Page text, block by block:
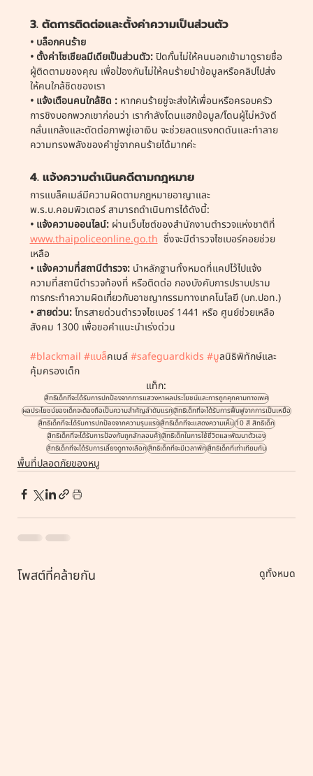
3. ตัดการติดต่อและตั้งค่าความเป็นส่วนตัว
• บล็อกคนร้าย
• ตั้งค่าโซเชียลมีเดียเป็นส่วนตัว: ปิดกั้นไม่ให้คนนอกเข้ามาดูรายชื่อ
ผู้ติดตามของคุณ เพื่อป้องกันไม่ให้คนร้ายนำข้อมูลหรือคลิปไปส่ง
ให้คนใกล้ชิดของเรา
• แจ้งเตือนคนใกล้ชิด : หากคนร้ายขู่จะส่งให้เพื่อนหรือครอบครัว
การชิงบอกพวกเขาก่อนว่า เรากำลังโดนแฮกข้อมูล/โดนผู้ไม่หวังดี
กลั่นแกล้งและตัดต่อภาพขู่เอาเงิน จะช่วยลดแรงกดดันและทำลาย
ความทรงพลังของคำขู่จากคนร้ายได้มากค่ะ
4. แจ้งความดำเนินคดีตามกฎหมาย
การแบล็คเมล์มีความผิดตามกฎหมายอาญาและ
พ.ร.บ.คอมพิวเตอร์ สามารถดำเนินการได้ดังนี้:
• แจ้งความออนไลน์: ผ่านเว็บไซต์ของสำนักงานตำรวจแห่งชาติที่
www.thaipoliceonline.go.th ซึ่งจะมีตำรวจไซเบอร์คอยช่วย
เหลือ
• แจ้งความที่สถานีตำรวจ: นำหลักฐานทั้งหมดที่แคปไว้ไปแจ้ง
ความที่สถานีตำรวจท้องที่ หรือติดต่อ กองบังคับการปราบปราม
การกระทำความผิดเกี่ยวกับอาชญากรรมทางเทคโนโลยี (บก.ปอท.)
• สายด่วน: โทรสายด่วนตำรวจไซเบอร์ 1441 หรือ ศูนย์ช่วยเหลือ
สังคม 1300 เพื่อขอคำแนะนำเร่งด่วน
#blackmail #แบล็คเมล์ #safeguardkids #มูลนิธิพิทักษ์และ
คุ้มครองเด็ก
แท็ก:
สิทธิเด็กที่จะได้รับการปกป้องจากการแสวงหาผลประโยชน์และการถูกคุกคามทางเพศ
ผลประโยชน์ของเด็กจะต้องถือเป็นความสำคัญลำดับแรกสิทธิเด็กที่จะได้รับการฟื้นฟูจากการเป็นเหยื่อ
สิทธิเด็กที่จะได้รับการปกป้องจากความรุนแรงสิทธิเด็กที่จะแสดงความเห็น10 สี สิทธิเด็ก
สิทธิเด็กที่จะได้รับการป้องกันถูกลักลอบค้าสิทธิเด็กในการใช้ชีวิตและพัฒนาตัวเอง
สิทธิเด็กที่จะได้รับการเลี้ยงดูทางเลือกสิทธิเด็กที่จะมีเวลาพักสิทธิเด็กที่เท่าเทียมกัน
พื้นที่ปลอดภัยของหนู
โพสต์ที่คล้ายกัน ดูทั้งหมด